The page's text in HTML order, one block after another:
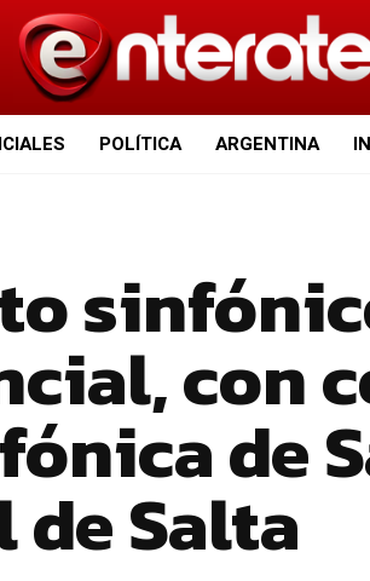
POLÍTICA ARGENTINA
con
de
de Salta